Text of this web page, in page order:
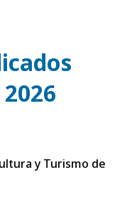
y Turismo de